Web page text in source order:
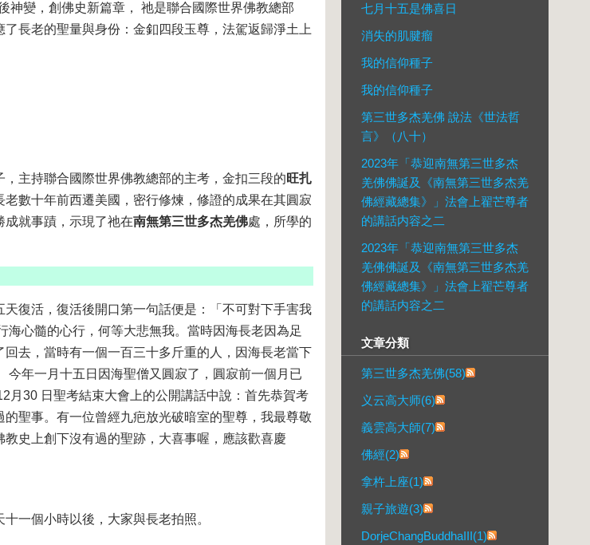
神變，創佛史新篇章， 祂是聯合國際世界佛教總部
長老的聖量與身份：金釦四段玉尊，法駕返歸淨土上
主持聯合國際世界佛教總部的主考，金扣三段的 旺扎
老數十年前西遷美國，密行修煉，修證的成果在其圓寂
就事蹟，示現了祂在南無第三世多杰羌佛處，所學的
復活，復活後開口第一句話便是：「不可對下手害我
心髓的心行，何等大悲無我。當時因海長老因為足
回去，當時有一個一百三十多斤重的人，因海長老當下
年一月十五日因海聖僧又圓寂了，圓寂前一個月已
月30 日聖考結束大會上的公開講話中說：首先恭賀考
聖事。有一位曾經九疤放光破暗室的聖尊，我最尊敬
史上創下沒有過的聖跡，大喜事喔，應該歡喜慶
一個小時以後，大家與長老拍照。
七月十五是佛喜日
消失的肌腱瘤
我的信仰種子
我的信仰種子
第三世多杰羌佛 說法《世法哲
言》（八十）
2023年「恭迎南無第三世多杰
羌佛佛誕及《南無第三世多杰羌
佛經藏總集》」法會上翟芒尊者
的講話内容之二
2023年「恭迎南無第三世多杰
羌佛佛誕及《南無第三世多杰羌
佛經藏總集》」法會上翟芒尊者
的講話内容之二
文章分類
第三世多杰羌佛(58)
义云高大师(6)
義雲高大師(7)
佛經(2)
拿杵上座(1)
親子旅遊(3)
DorjeChangBuddhaIII(1)